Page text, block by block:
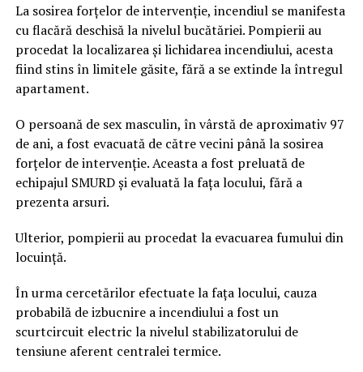
La sosirea forțelor de intervenție, incendiul se manifesta
cu flacără deschisă la nivelul bucătăriei. Pompierii au
procedat la localizarea și lichidarea incendiului, acesta
fiind stins în limitele găsite, fără a se extinde la întregul
apartament.
O persoană de sex masculin, în vârstă de aproximativ 97
de ani, a fost evacuată de către vecini până la sosirea
forțelor de intervenție. Aceasta a fost preluată de
echipajul SMURD și evaluată la fața locului, fără a
prezenta arsuri.
Ulterior, pompierii au procedat la evacuarea fumului din
locuință.
În urma cercetărilor efectuate la fața locului, cauza
probabilă de izbucnire a incendiului a fost un
scurtcircuit electric la nivelul stabilizatorului de
tensiune aferent centralei termice.